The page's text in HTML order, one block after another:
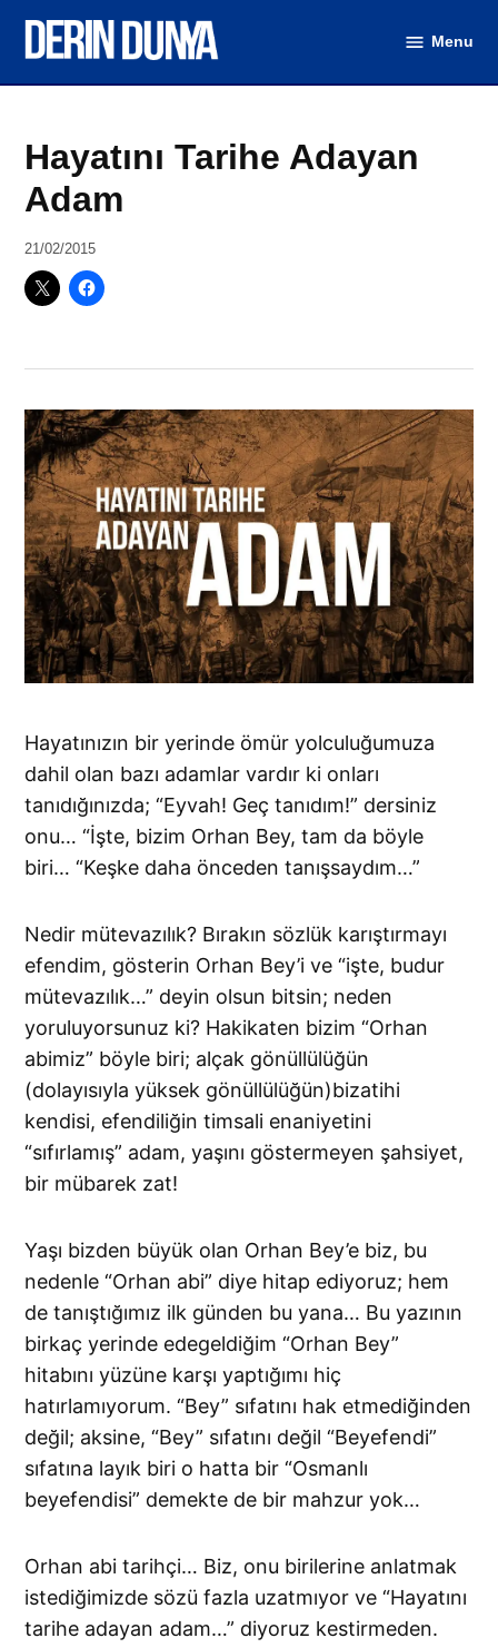
Menu
Posted
in
Edebiyat-
Sanat
Hayatını Tarihe Adayan
Adam
by
Seydahmet
Karamağralı
21/02/2015
Hayatınızın bir yerinde ömür yolculuğumuza
dahil olan bazı adamlar vardır ki onları
tanıdığınızda; “Eyvah! Geç tanıdım!” dersiniz
onu… “İşte, bizim Orhan Bey, tam da böyle
biri… “Keşke daha önceden tanışsaydım…”
Nedir mütevazılık? Bırakın sözlük karıştırmayı
efendim, gösterin Orhan Bey’i ve “işte, budur
mütevazılık…” deyin olsun bitsin; neden
yoruluyorsunuz ki? Hakikaten bizim “Orhan
abimiz” böyle biri; alçak gönüllülüğün
(dolayısıyla yüksek gönüllülüğün)bizatihi
kendisi, efendiliğin timsali enaniyetini
“sıfırlamış” adam, yaşını göstermeyen şahsiyet,
bir mübarek zat!
Yaşı bizden büyük olan Orhan Bey’e biz, bu
nedenle “Orhan abi” diye hitap ediyoruz; hem
de tanıştığımız ilk günden bu yana… Bu yazının
birkaç yerinde edegeldiğim “Orhan Bey”
hitabını yüzüne karşı yaptığımı hiç
hatırlamıyorum. “Bey” sıfatını hak etmediğinden
değil; aksine, “Bey” sıfatını değil “Beyefendi”
sıfatına layık biri o hatta bir “Osmanlı
beyefendisi” demekte de bir mahzur yok…
Orhan abi tarihçi… Biz, onu birilerine anlatmak
istediğimizde sözü fazla uzatmıyor ve “Hayatını
tarihe adayan adam…” diyoruz kestirmeden.